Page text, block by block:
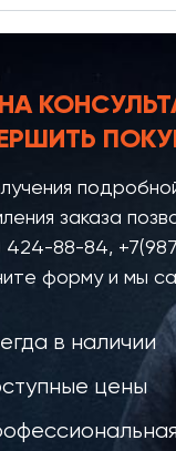
заказа
424-88-84,
форму и мы
в наличии
цены